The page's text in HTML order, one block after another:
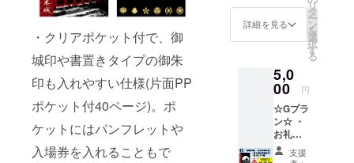
・クリアポケット付で、御
城印や書置きタイプの御朱
印も入れやすい仕様(片面PP
ポケット付40ページ)。ポ
ケットにはパンフレットや
入場券を入れることもで
商品に
なりま
送にて
お送り
致しま
す。 ※
缶バッ
チサイ
ズ
の御手
紙 ・描
き下ろ
し姫朱
スト豆
掛軸(大)
※豆掛軸
サイズ
(縦
24cm×
横
詳細を見る
リ
タ
ー
ン
を
選
択
す
る
5,0
00 円
☆Gプラ
ン☆ ・
お礼の
御手紙
・御城
支援